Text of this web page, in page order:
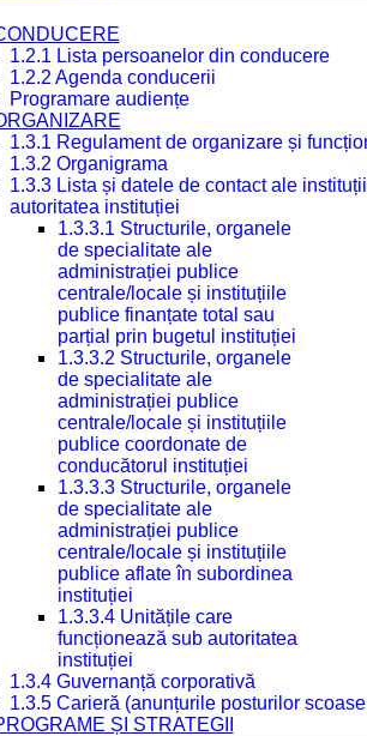
1.2.1 Lista persoanelor din conducere
1.2.2 Agenda conducerii
Programare audiențe
1.3.1 Regulament de organizare și
1.3.2 Organigrama
1.3.3 Lista și datele de contact ale
autoritatea instituției
1.3.3.1 Structurile, organele
de specialitate ale
administrației publice
centrale/locale și instituțiile
publice finanțate total sau
parțial prin bugetul instituției
1.3.3.2 Structurile, organele
de specialitate ale
administrației publice
centrale/locale și instituțiile
publice coordonate de
conducătorul instituției
1.3.3.3 Structurile, organele
de specialitate ale
administrației publice
centrale/locale și instituțiile
publice aflate în subordinea
instituției
1.3.3.4 Unitățile care
funcționează sub autoritatea
instituției
1.3.4 Guvernanță corporativă
1.3.5 Carieră (anunțurile posturilor
ȘI STRATEGII